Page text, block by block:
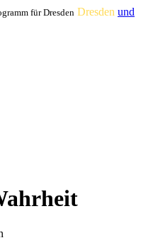
für Dresden Dresden und